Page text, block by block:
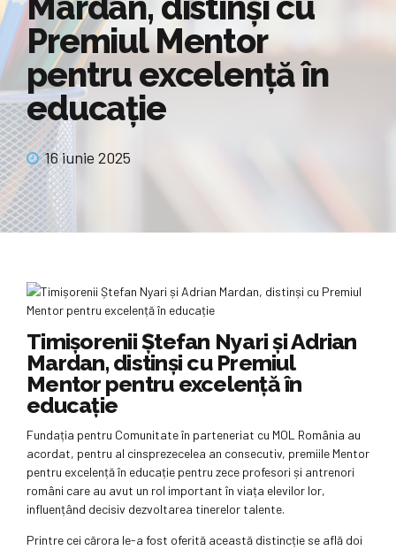
Premiul Mentor
pentru excelență în
educație
16 iunie 2025
Timișorenii Ștefan Nyari și Adrian
Mardan, distinși cu Premiul
Mentor pentru excelență în
educație
Fundația pentru Comunitate în parteneriat cu MOL România au
acordat, pentru al cinsprezecelea an consecutiv, premiile Mentor
pentru excelență în educație pentru zece profesori și antrenori
români care au avut un rol important în viața elevilor lor,
influențând decisiv dezvoltarea tinerelor talente.
Printre cei cărora le-a fost oferită această distincție se află doi